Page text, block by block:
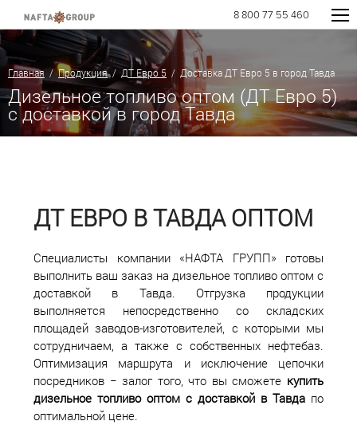
8 800 77 55 460
Главная /Продукция/ ДТ Евро 5 / Доставка ДТ Евро 5 в город Тавда
Дизельное топливо оптом (ДТ Евро 5)
с доставкой в город Тавда
ДТ ЕВРО В ТАВДА ОПТОМ
Специалисты компании «НАФТА ГРУПП» готовы
выполнить ваш заказ на дизельное топливо оптом с
доставкой в Тавда. Отгрузка продукции
выполняется непосредственно со складских
площадей заводов-изготовителей, с которыми мы
сотрудничаем, а также с собственных нефтебаз.
Оптимизация маршрута и исключение цепочки
посредников − залог того, что вы сможете купить
дизельное топливо оптом с доставкой в Тавда по
оптимальной цене.